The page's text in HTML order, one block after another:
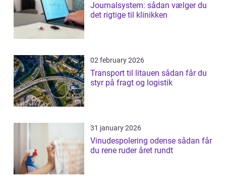
Journalsystem: sådan vælger du
det rigtige til klinikken
02 february 2026
Transport til litauen sådan får du
styr på fragt og logistik
31 january 2026
Vinudespolering odense sådan får
du rene ruder året rundt